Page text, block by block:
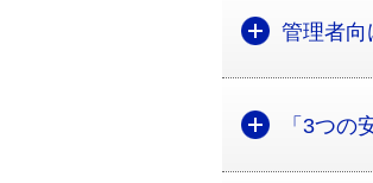
管理者向
「3つの